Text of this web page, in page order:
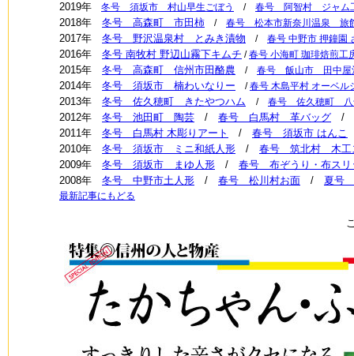
2019年 冬号 須坂市 村山早生ごぼう / 春号 阿智村 ジャム
2018年 冬号 高森町 市田柿 / 春号 松本市新奈川温泉 旅
2017年 冬号 野沢温泉村 とみき漬物 / 春号 中野市 押鐘園
2016年 冬号 南牧村 野辺山霧下キムチ /春号 小海町 珈琲焙煎工
2015年 冬号 高森町 信州市田酪農 / 春号 飯山市 田中屋
2014年 冬号 須坂市 楠わいなりー /春号 木島平村 オーベル
2013年 冬号 佐久穂町 きたやつハム / 春号 佐久穂町 八
2012年 冬号 池田町 陶芸 / 春号 白馬村 革バッグ /
2011年 冬号 白馬村 木彫りアート / 春号 須坂市 はんこ
2010年 冬号 須坂市 ミニ和紙人形 / 春号 筑北村 木工
2009年 冬号 須坂市 まゆ人形 / 春号 布ぞうり・布スリ
2008年 冬号 中野市土人形 / 春号 松川村お面 / 夏号
最新記事にもどる